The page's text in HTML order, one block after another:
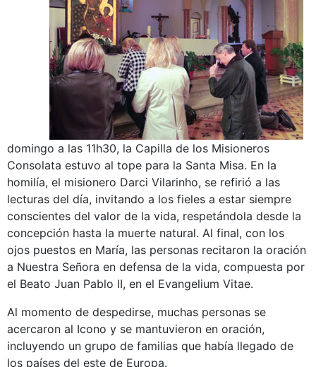
domingo a las 11h30, la Capilla de los Misioneros
Consolata estuvo al tope para la Santa Misa. En la
homilía, el misionero Darci Vilarinho, se refirió a las
lecturas del día, invitando a los fieles a estar siempre
conscientes del valor de la vida, respetándola desde la
concepción hasta la muerte natural. Al final, con los
ojos puestos en María, las personas recitaron la oración
a Nuestra Señora en defensa de la vida, compuesta por
el Beato Juan Pablo II, en el Evangelium Vitae.
Al momento de despedirse, muchas personas se
acercaron al Icono y se mantuvieron en oración,
incluyendo un grupo de familias que había llegado de
los países del este de Europa.